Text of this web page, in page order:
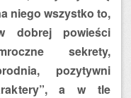
niego wszystko to,
dobrej powieści
sekrety,
pozytywni
a w tle